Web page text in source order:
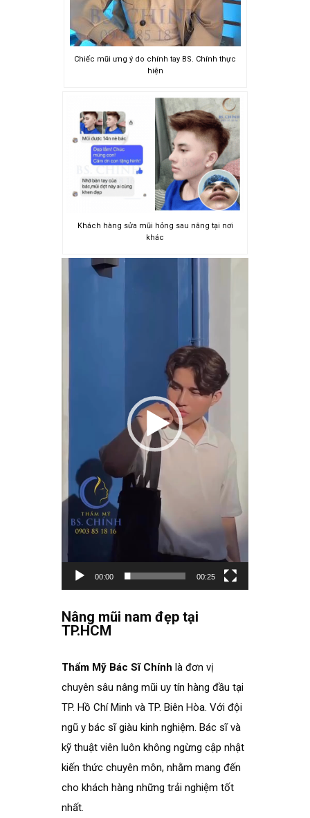
Chiếc mũi ưng ý do chính tay BS. Chính thực
hiện
Khách hàng sửa mũi hỏng sau nâng tại nơi
khác
00:00 00:25
Nâng mũi nam đẹp tại
TP.HCM
Thẩm Mỹ Bác Sĩ Chính là đơn vị
chuyên sâu nâng mũi uy tín hàng đầu tại
TP. Hồ Chí Minh và TP. Biên Hòa. Với đội
ngũ y bác sĩ giàu kinh nghiệm. Bác sĩ và
kỹ thuật viên luôn không ngừng cập nhật
kiến thức chuyên môn, nhằm mang đến
cho khách hàng những trải nghiệm tốt
nhất.